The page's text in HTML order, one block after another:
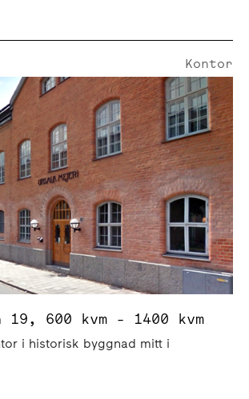
Kvm
Kontor
Storgatan 19, 600 kvm - 1400 kvm
i historisk byggnad mitt i